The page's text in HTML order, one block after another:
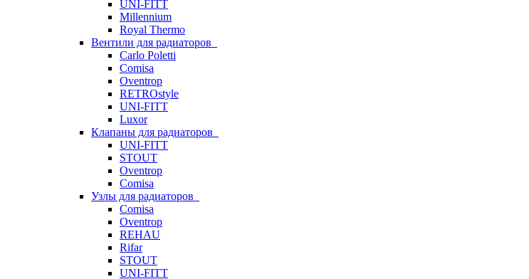
UNI-FITT
Millennium
Royal Thermo
Вентили для радиаторов
Carlo Poletti
Comisa
Oventrop
RETROstyle
UNI-FITT
Luxor
Клапаны для радиаторов
UNI-FITT
STOUT
Oventrop
Comisa
Узлы для радиаторов
Comisa
Oventrop
REHAU
Rifar
STOUT
UNI-FITT